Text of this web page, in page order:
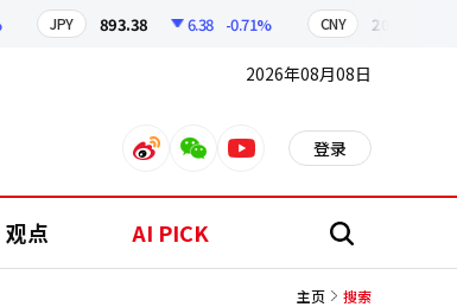
JPY 893.38 6.38 -0.71% CNY 209.17
2026年08月08日
weiboweixinyoutube 登录
观点 AI PICK 搜
主页 搜索